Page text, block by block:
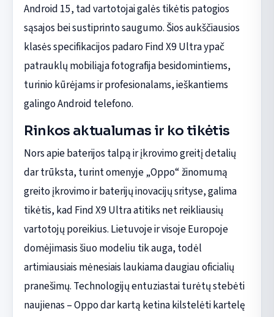
Android 15, tad vartotojai galės tikėtis patogios
sąsajos bei sustiprinto saugumo. Šios aukščiausios
klasės specifikacijos padaro Find X9 Ultra ypač
patrauklų mobiliąja fotografija besidomintiems,
turinio kūrėjams ir profesionalams, ieškantiems
galingo Android telefono.
Rinkos aktualumas ir ko tikėtis
Nors apie baterijos talpą ir įkrovimo greitį detalių
dar trūksta, turint omenyje „Oppo“ žinomumą
greito įkrovimo ir baterijų inovacijų srityse, galima
tikėtis, kad Find X9 Ultra atitiks net reikliausių
vartotojų poreikius. Lietuvoje ir visoje Europoje
domėjimasis šiuo modeliu tik auga, todėl
artimiausiais mėnesiais laukiama daugiau oficialių
pranešimų. Technologijų entuziastai turėtų stebėti
naujienas – Oppo dar kartą ketina kilstelėti kartelę